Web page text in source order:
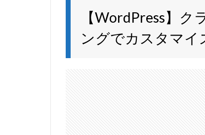
【WordPress】
ングでカスタマイ